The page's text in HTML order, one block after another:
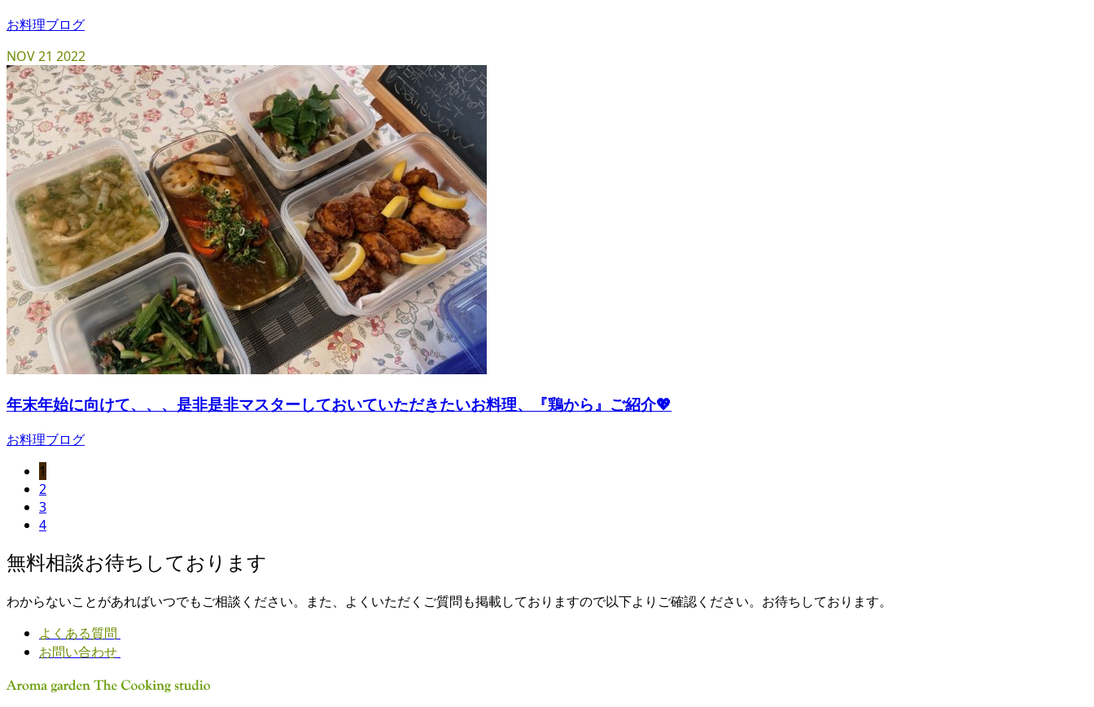
お料理ブログ
NOV21 2022
年末年始に向けて、、、是非是非マスターしておいていただきたいお料理、『鶏から』ご紹介💖
お料理ブログ
1
2
3
4
無料相談お待ちしております
わからないことがあればいつでもご相談ください。また、よくいただくご質問も掲載しておりますので以下よりご確認ください。お待ちしております。
よくある質問
お問い合わせ